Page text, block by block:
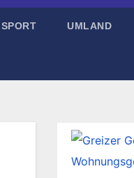
SPORT UMLAND